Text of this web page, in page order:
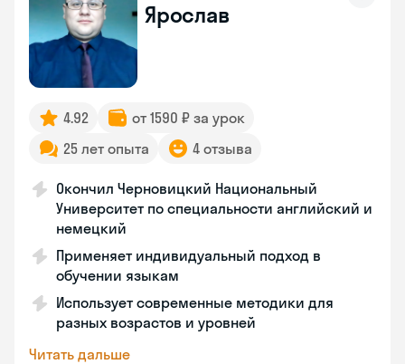
Ярослав
4.92
от 1590 ₽ за урок
25 лет опыта
4 отзыва
Окончил Черновицкий Национальный
Университет по специальности английский и
немецкий
Применяет индивидуальный подход в
обучении языкам
Использует современные методики для
разных возрастов и уровней
Читать дальше